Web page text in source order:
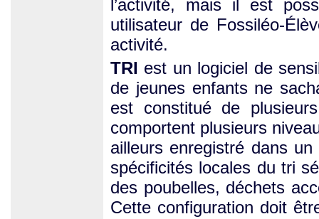
l’activité, mais il est
utilisateur de Fossiléo-
activité.
TRI est un logiciel de
de jeunes enfants ne
est constitué de
comportent plusieurs
ailleurs enregistré dans
spécificités locales du tri
des poubelles, déchets
Cette configuration doit